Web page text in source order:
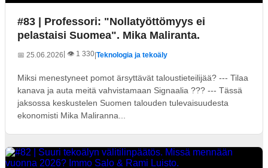
#83 | Professori: "Nollatyöttömyys ei
pelastaisi Suomea". Mika Maliranta.
📅 25.06.2026 | 👁️ 1 330|Teknologia ja tekoäly
Miksi menestyneet pomot ärsyttävät taloustieteilijää? --- Tilaa
kanava ja auta meitä vahvistamaan Signaalia ??? --- Tässä
jaksossa keskustelen Suomen talouden tulevaisuudesta
ekonomisti Mika Maliranna...